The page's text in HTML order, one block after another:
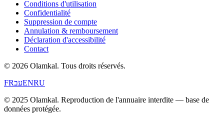
Conditions d'utilisation
Confidentialité
Suppression de compte
Annulation & remboursement
Déclaration d'accessibilité
Contact
© 2026 Olamkal. Tous droits réservés.
FRעבENRU
© 2025 Olamkal. Reproduction de l'annuaire interdite — base de
données protégée.